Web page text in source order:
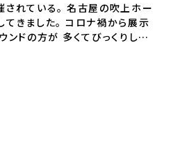
れている。 名古屋の吹上ホー
きました。 コロナ禍から展示
ンドの方が 多くてびっくりしま